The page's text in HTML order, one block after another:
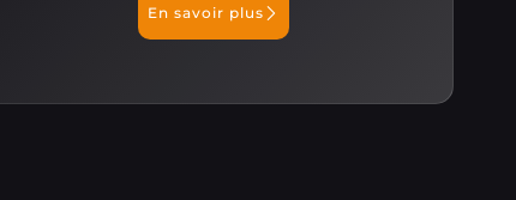
En savoir plus